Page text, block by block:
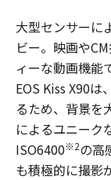
大型センサーに
ビー。映画や
ィーな動画機能
EOS Kiss X90は
るため、背景を
によるユニーク
ISO6400※2の高
も積極的に撮影